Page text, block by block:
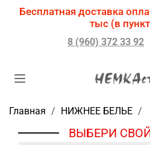
Бесплатная доставка
тыс (в
8 (960) 372 33 92
Главная НИЖНЕЕ БЕЛЬЕ
ВЫБЕРИ